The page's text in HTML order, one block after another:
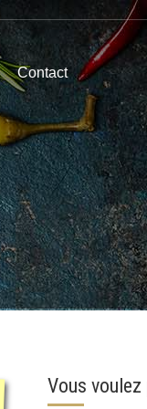
Contact
Vous